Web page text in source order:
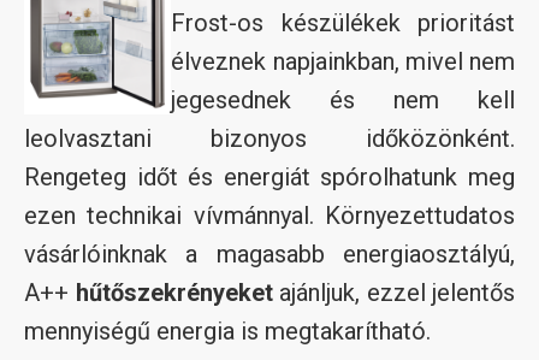
Frost-os készülékek prioritást
élveznek napjainkban, mivel nem
jegesednek és nem kell
leolvasztani bizonyos időközönként.
Rengeteg időt és energiát spórolhatunk meg
ezen technikai vívmánnyal. Környezettudatos
vásárlóinknak a magasabb energiaosztályú,
A++ hűtőszekrényeketajánljuk, ezzel jelentős
mennyiségű energia is megtakarítható.